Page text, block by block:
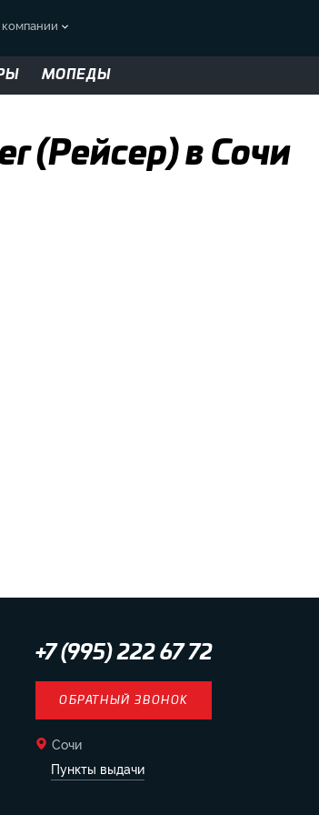
МОПЕДЫ
(Рейсер) в Сочи
+7 (995) 222 67 72
ОБРАТНЫЙ ЗВОНОК
Сочи
Пункты выдачи